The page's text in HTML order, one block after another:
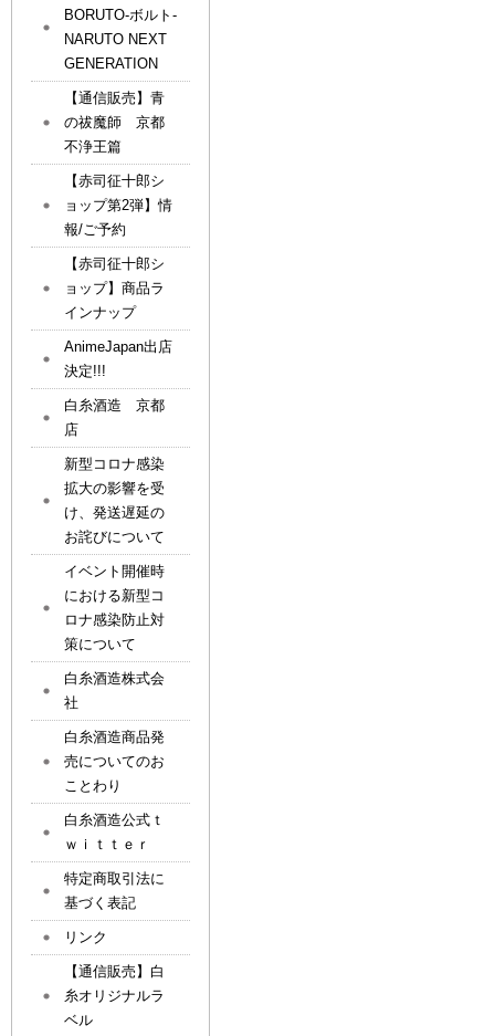
BORUTO-ボルト-
NARUTO NEXT
GENERATION
【通信販売】青
の祓魔師 京都
不浄王篇
【赤司征十郎シ
ョップ第2弾】情
報/ご予約
【赤司征十郎シ
ョップ】商品ラ
インナップ
AnimeJapan出店
決定!!!
白糸酒造 京都
店
新型コロナ感染
拡大の影響を受
け、発送遅延の
お詫びについて
イベント開催時
における新型コ
ロナ感染防止対
策について
白糸酒造株式会
社
白糸酒造商品発
売についてのお
ことわり
白糸酒造公式ｔ
ｗｉｔｔｅｒ
特定商取引法に
基づく表記
リンク
【通信販売】白
糸オリジナルラ
ベル